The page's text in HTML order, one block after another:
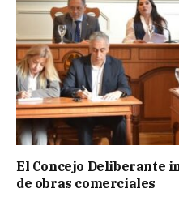
El Concejo Deliberante
de obras comerciales